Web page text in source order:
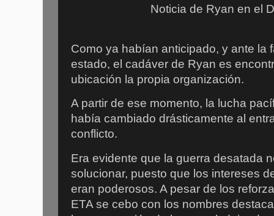
Noticia de Ryan en el
Como ya habían anticipado, y ante la
estado, el cadáver de Ryan es
ubicación la propia organización.
A partir de ese momento, la lucha
había cambiado drásticamente al
conflicto.
Era evidente que la guerra desatada
solucionar, puesto que los intereses
eran poderosos. A pesar de los
ETA se cebo con los nombres